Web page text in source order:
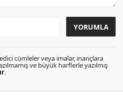
cümleler veya imalar, inançlara
ve büyük harflerle yazılmış
.